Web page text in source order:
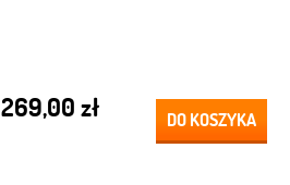
269,00 zł DO KOSZYKA